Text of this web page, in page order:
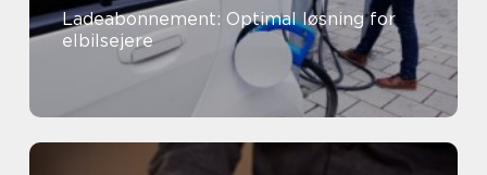
Ladeabonnement: Optimal løsning for
elbilsejere